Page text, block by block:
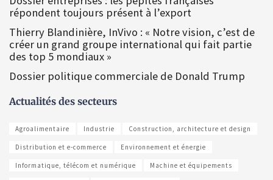
répondent toujours présent à l’export
Thierry Blandinière, InVivo : « Notre vision, c’est de
créer un grand groupe international qui fait partie
des top 5 mondiaux »
Dossier politique commerciale de Donald Trump
Actualités des secteurs
Agroalimentaire Industrie Construction, architecture et design
Distribution et e-commerce Environnement et énergie
Informatique, télécom et numérique Machine et équipements